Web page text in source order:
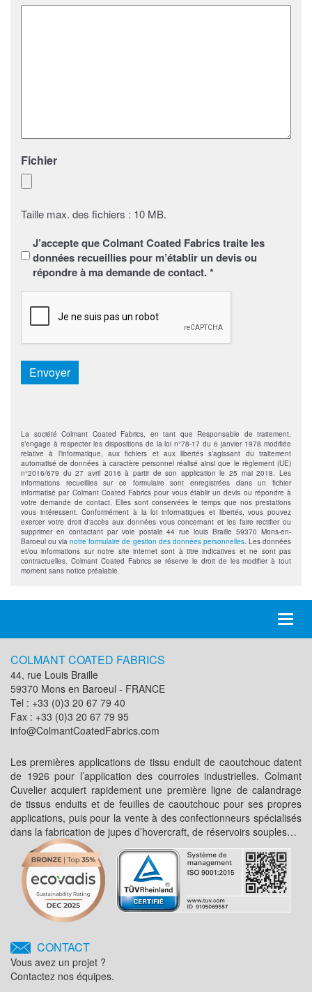
Fichier
Taille max. des fichiers : 10 MB.
Sans
titre*
J’accepte que Colmant Coated Fabrics traite les
données recueillies pour m’établir un devis ou
répondre à ma demande de contact. *
CAPTCHA
Envoyer
La société Colmant Coated Fabrics, en tant que Responsable de traitement,
s’engage à respecter les dispositions de la loi n°78-17 du 6 janvier 1978 modifiée
relative à l’informatique, aux fichiers et aux libertés s’agissant du traitement
automatisé de données à caractère personnel réalisé ainsi que le règlement (UE)
n°2016/679 du 27 avril 2016 à partir de son application le 25 mai 2018. Les
informations recueillies sur ce formulaire sont enregistrées dans un fichier
informatisé par Colmant Coated Fabrics pour vous établir un devis ou répondre à
votre demande de contact. Elles sont conservées le temps que nos prestations
vous intéressent. Conformément à la loi informatiques et libertés, vous pouvez
exercer votre droit d'accès aux données vous concernant et les faire rectifier ou
supprimer en contactant par voie postale 44 rue louis Braille 59370 Mons-en-
Baroeul ou vianotre formulaire de gestion des données personnelles. Les données
et/ou informations sur notre site internet sont à titre indicatives et ne sont pas
contractuelles. Colmant Coated Fabrics se réserve le droit de les modifier à tout
moment sans notice préalable.
COLMANT COATED FABRICS
44, rue Louis Braille
59370 Mons en Baroeul - FRANCE
Tel : +33 (0)3 20 67 79 40
Fax : +33 (0)3 20 67 79 95
info@ColmantCoatedFabrics.com
Les premières applications de tissu enduit de caoutchouc datent
de 1926 pour l’application des courroies industrielles. Colmant
Cuvelier acquiert rapidement une première ligne de calandrage
de tissus enduits et de feuilles de caoutchouc pour ses propres
applications, puis pour la vente à des confectionneurs spécialisés
dans la fabrication de jupes d’hovercraft, de réservoirs souples…
CONTACT
Vous avez un projet ?
Contactez nos équipes.